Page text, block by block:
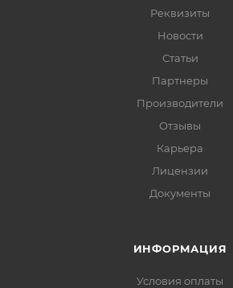
Реквизиты
Новости
Статьи
Партнеры
Производители
Отзывы
Карьера
Лицензии
Документы
ИНФОРМАЦИЯ
Условия оплаты